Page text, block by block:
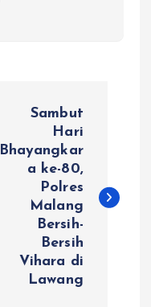
Sambut
Hari
Bhayangkar
a ke-80,
Polres
Malang
Bersih-
Bersih
Vihara di
Lawang